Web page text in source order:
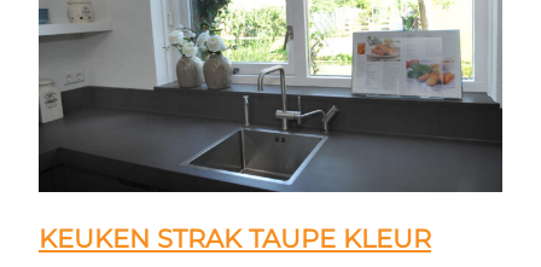
KEUKEN STRAK TAUPE KLEUR